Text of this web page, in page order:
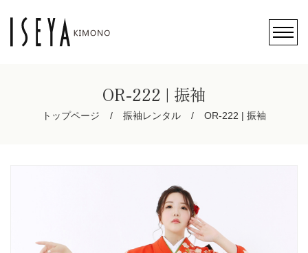
OR-222 | 振袖
トップページ 振袖レンタル OR-222 | 振袖